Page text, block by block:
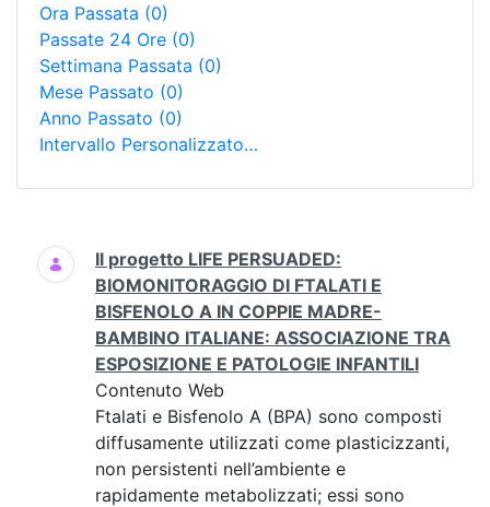
Ora Passata (0)
Passate 24 Ore (0)
Settimana Passata (0)
Mese Passato (0)
Anno Passato (0)
Intervallo Personalizzato…
Ricerca
Il progetto LIFE PERSUADED:
BIOMONITORAGGIO DI FTALATI E
BISFENOLO A IN COPPIE MADRE-
BAMBINO ITALIANE: ASSOCIAZIONE TRA
ESPOSIZIONE E PATOLOGIE INFANTILI
Contenuto Web
Ftalati e Bisfenolo A (BPA) sono composti
diffusamente utilizzati come plasticizzanti,
non persistenti nell’ambiente e
rapidamente metabolizzati; essi sono